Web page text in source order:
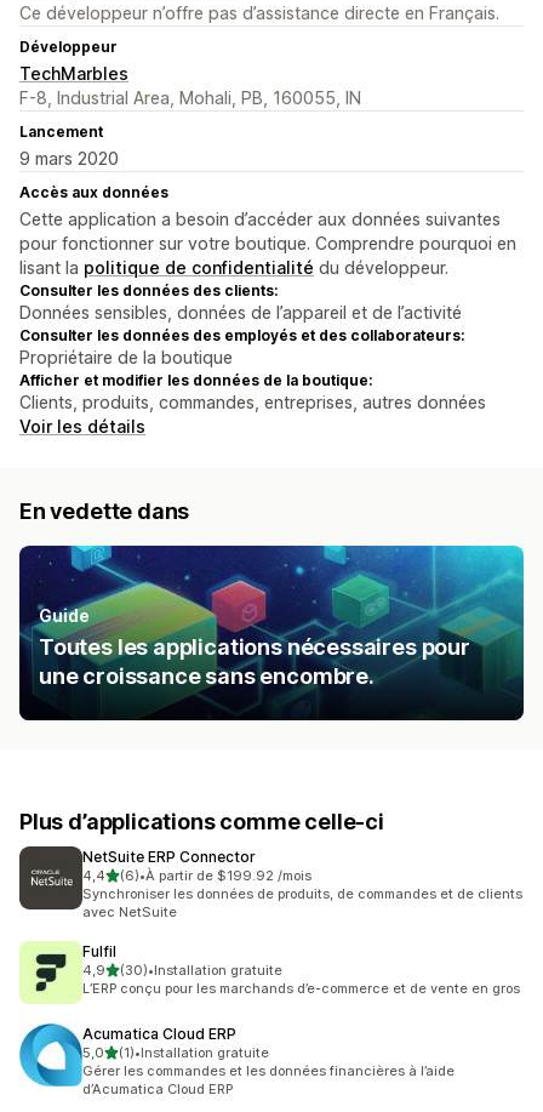
Ce développeur n’offre pas d’assistance directe en Français.
Développeur
TechMarbles
F-8, Industrial Area, Mohali, PB, 160055, IN
Lancement
9 mars 2020
Accès aux données
Cette application a besoin d’accéder aux données suivantes
pour fonctionner sur votre boutique. Comprendre pourquoi en
lisant la politique de confidentialité du développeur.
Consulter les données des clients:
Données sensibles, données de l’appareil et de l’activité
Consulter les données des employés et des collaborateurs:
Propriétaire de la boutique
Afficher et modifier les données de la boutique:
Clients, produits, commandes, entreprises, autres données
Voir les détails
En vedette dans
Guide
Toutes les applications nécessaires pour
une croissance sans encombre.
Plus d’applications comme celle-ci
NetSuite ERP Connector
4,4étoile(s) sur 5
(6)
6 avis au total
•À partir de $199.92 /mois
Synchroniser les données de produits, de commandes et de clients
avec NetSuite
Fulfil
4,9étoile(s) sur 5
(30)
30 avis au total
•Installation gratuite
L’ERP conçu pour les marchands d’e-commerce et de vente en gros
Acumatica Cloud ERP
5,0étoile(s) sur 5
(1)
1 avis au total
•Installation gratuite
Gérer les commandes et les données financières à l’aide
d’Acumatica Cloud ERP